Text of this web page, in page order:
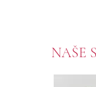
NAŠE